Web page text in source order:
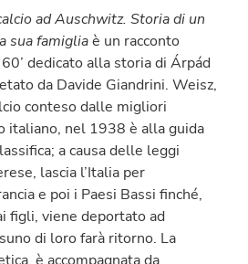
ad Auschwitz. Storia di un
sua famigliaè un racconto
dedicato alla storia di Árpád
da Davide Giandrini. Weisz,
conteso dalle migliori
italiano, nel 1938 è alla guida
a causa delle leggi
lascia l’Italia per
e poi i Paesi Bassi finché,
figli, viene deportato ad
di loro farà ritorno. La